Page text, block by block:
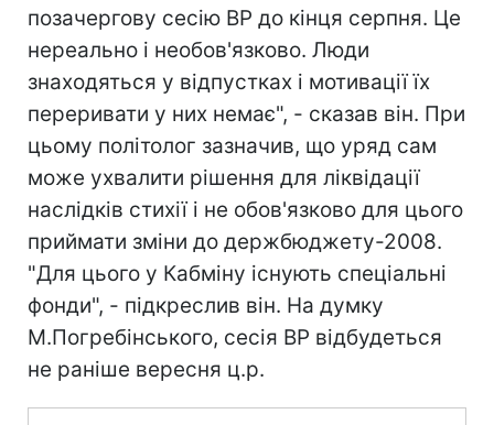
позачергову сесію ВР до кінця серпня. Це
нереально і необов'язково. Люди
знаходяться у відпустках і мотивації їх
переривати у них немає", - сказав він. При
цьому політолог зазначив, що уряд сам
може ухвалити рішення для ліквідації
наслідків стихії і не обов'язково для цього
приймати зміни до держбюджету-2008.
"Для цього у Кабміну існують спеціальні
фонди", - підкреслив він. На думку
М.Погребінського, сесія ВР відбудеться
не раніше вересня ц.р.